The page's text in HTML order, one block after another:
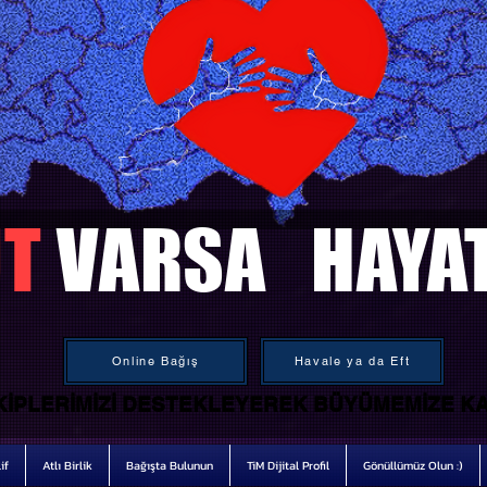
VARSA
Havale ya da Eft
Online Bağış
DESTEKLEYEREK BÜYÜMEMIZE
DESTEKLEYEREK BÜYÜMEMIZE
Atlı Birlik Bağışta Bulunun TiM Dijital Profil Gönüllümüz Olun :)